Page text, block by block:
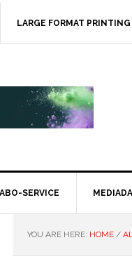
LARGE FORMAT PRINTING
SERVICE
YOU ARE HERE: HOME /